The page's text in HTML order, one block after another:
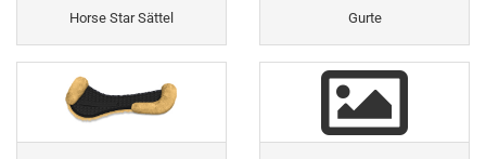
Horse Star Sättel Gurte